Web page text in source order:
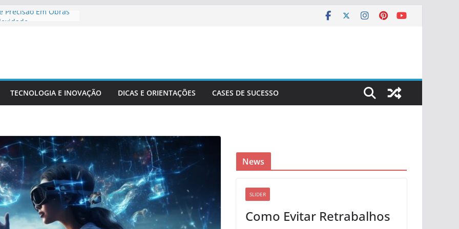
Precisão Em Obras
De Cidades
O Desenvolvimento
Civil Na
TECNOLOGIA E INOVAÇÃO DICAS E ORIENTAÇÕES CASES DE SUCESSO
News
SLIDER
Como Evitar Retrabalhos